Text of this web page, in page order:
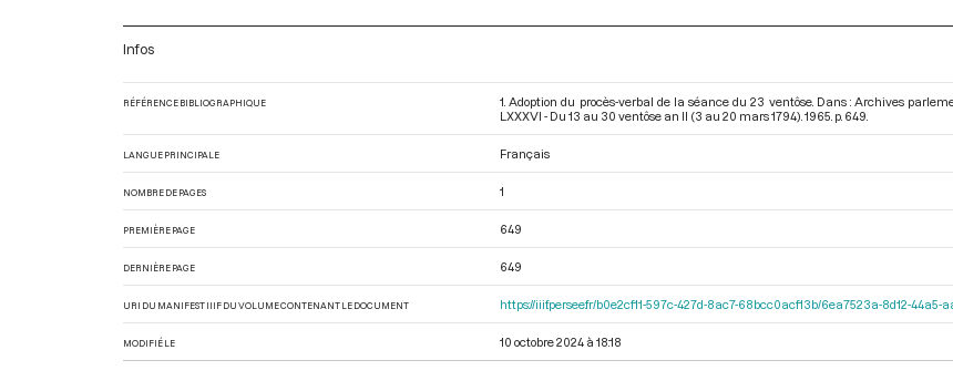
Infos
RÉFÉRENCE BIBLIOGRAPHIQUE
1. Adoption du procès-verbal de la séance du 23 ventôse. Dans : Archives
LXXXVI - Du 13 au 30 ventôse an II (3 au 20 mars 1794) . 1965. p. 649.
LANGUE PRINCIPALE Français
NOMBRE DE PAGES 1
PREMIÈRE PAGE 649
DERNIÈRE PAGE 649
URI DU MANIFEST IIIF DU VOLUME CONTENANT LE DOCUMENT https://iiif.persee.fr/b0e2cf11-597c-427d-8ac7-68bcc0acf13b/6ea7523a-8d12-
MODIFIÉ LE 10 octobre 2024 à 18:18